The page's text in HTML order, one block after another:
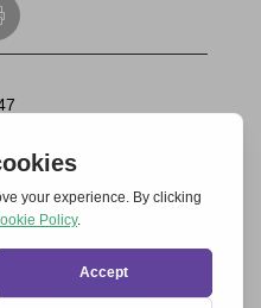
posso garantire
costante per
…magari
Rispondi